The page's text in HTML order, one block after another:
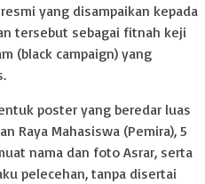
yang disampaikan kepada
tersebut sebagai fitnah keji
(black campaign) yang
poster yang beredar luas
Raya Mahasiswa (Pemira), 5
nama dan foto Asrar, serta
pelecehan, tanpa disertai